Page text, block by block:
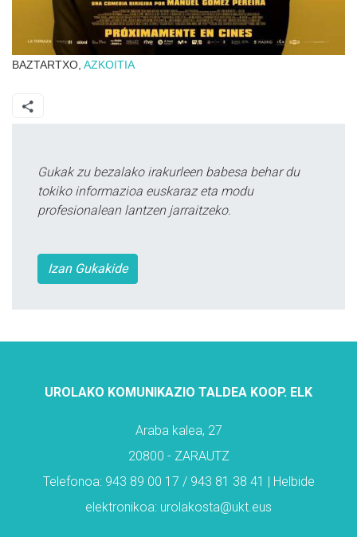
BAZTARTXO, AZKOITIA
Gukak zu bezalako irakurleen babesa behar du
tokiko informazioa euskaraz eta modu
profesionalean lantzen jarraitzeko.
Izan Gukakide
UROLAKO KOMUNIKAZIO TALDEA KOOP. ELK
Araba kalea, 27
20800 - ZARAUTZ
Telefonoa: 943 89 00 17 / 943 81 38 41 | Helbide
elektronikoa: urolakosta@ukt.eus